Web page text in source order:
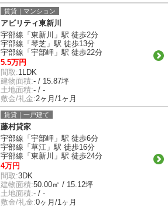
賃貸｜マンション
アビリティ東新川
宇部線「東新川」駅 徒歩2分
宇部線「琴芝」駅 徒歩13分
宇部線「宇部岬」駅 徒歩22分
5.5万円
間取:1LDK
建物面積:- / 15.87坪
土地面積:- / -
敷金/礼金:2ヶ月/1ヶ月
賃貸｜一戸建て
藤村貸家
宇部線「宇部岬」駅 徒歩6分
宇部線「草江」駅 徒歩16分
宇部線「東新川」駅 徒歩24分
4万円
間取:3DK
建物面積:50.00㎡ / 15.12坪
土地面積:- / -
敷金/礼金:0ヶ月/1ヶ月